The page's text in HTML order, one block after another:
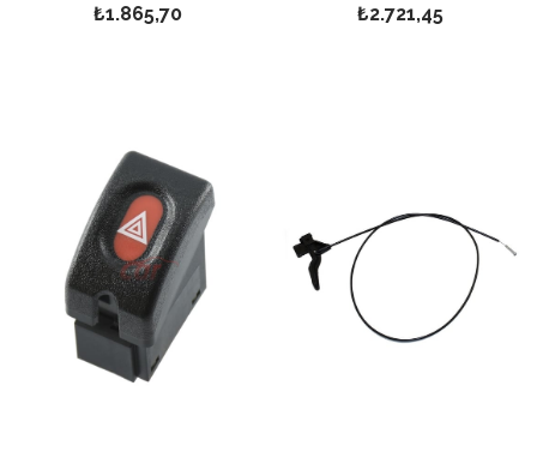
₺1.865,70 ₺2.721,45